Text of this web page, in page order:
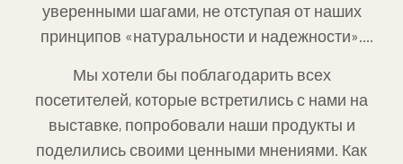
уверенными шагами, не отступая от наших
принципов «натуральности и надежности».
для нас новые возможности в рамках этой
концепции.
Мы хотели бы поблагодарить всех
посетителей, которые встретились с нами на
выставке, попробовали наши продукты и
поделились своими ценными мнениями. Как